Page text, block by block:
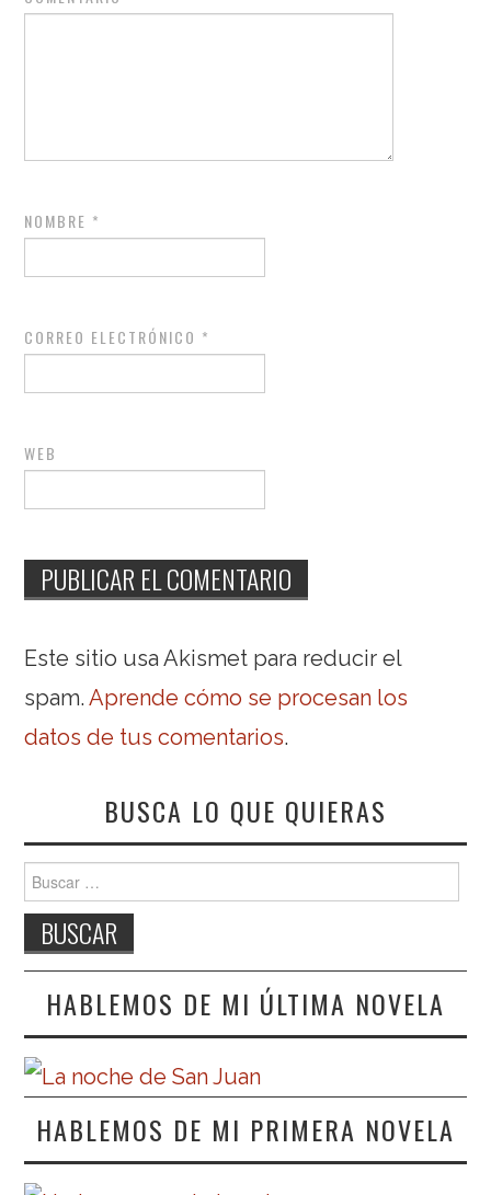
NOMBRE *
CORREO ELECTRÓNICO *
WEB
Este sitio usa Akismet para reducir el
spam.Aprende cómo se procesan los
datos de tus comentarios.
BUSCA LO QUE QUIERAS
Buscar:
HABLEMOS DE MI ÚLTIMA NOVELA
HABLEMOS DE MI PRIMERA NOVELA